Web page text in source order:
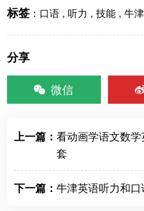
标签 ： 口语 , 听力 , 技能 , 牛津
分享
微信
上一篇： 看动画学语文数
套
下一篇： 牛津英语听力和